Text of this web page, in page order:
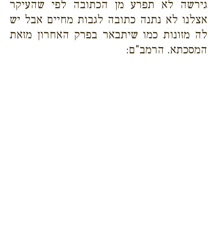
גירשה לא תפרע מן הכתובה לפי שהעיקר
אצלנו לא נתנה כתובה לגבות מחיים אבל יש
לה מזונות כמו שיתבאר בפרק האחרון מזאת
המסכתא. הרמב"ם: